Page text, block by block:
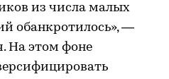
из числа малых
обанкротилось», —
На этом фоне